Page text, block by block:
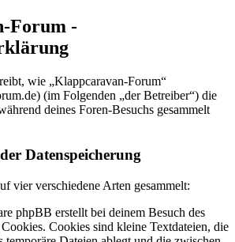
Forum -
wie „Klappcaravan-Forum“
(im Folgenden „der Betreiber“) die
deines Foren-Besuchs gesammelt
Datenspeicherung
vier verschiedene Arten gesammelt:
phpBB erstellt bei deinem Besuch des
Cookies sind kleine Textdateien, die